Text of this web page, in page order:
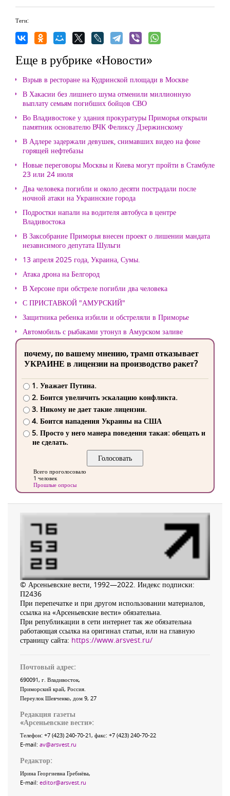
Теги:
Еще в рубрике «Новости»
Взрыв в ресторане на Кудринской площади в Москве
В Хакасии без лишнего шума отменили миллионную
выплату семьям погибших бойцов СВО
Во Владивостоке у здания прокуратуры Приморья открыли
памятник основателю ВЧК Феликсу Дзержинскому
В Адлере задержали девушек, снимавших видео на фоне
горящей нефтебазы
Новые переговоры Москвы и Киева могут пройти в Стамбуле
23 или 24 июля
Два человека погибли и около десяти пострадали после
ночной атаки на Украинские города
Подростки напали на водителя автобуса в центре
Владивостока
В Заксобрание Приморья внесен проект о лишении мандата
независимого депутата Шульги
13 апреля 2025 года, Украина, Сумы.
Атака дрона на Белгород
В Херсоне при обстреле погибли два человека
С ПРИСТАВКОЙ "АМУРСКИЙ"
Защитника ребенка избили и обстреляли в Приморье
Автомобиль с рыбаками утонул в Амурском заливе
почему, по вашему мнению, трамп отказывает
УКРАИНЕ в лицензии на производство ракет?
1. Уважает Путина.
2. Боится увеличить эскалацию конфликта.
3. Никому не дает такие лицензии.
4. Боится нападения Украины на США
5. Просто у него манера поведения такая: обещать и
не сделать.
Всего проголосовало
1 человек
Прошлые опросы
© Арсеньевские вести, 1992—2022. Индекс подписки:
П2436
При перепечатке и при другом использовании материалов,
ссылка на «Арсеньевские вести» обязательна.
При републикации в сети интернет так же обязательна
работающая ссылка на оригинал статьи, или на главную
страницу сайта: https://www.arsvest.ru/
Почтовый адрес:
690091, г. Владивосток,
Приморский край, Россия
Переулок Шевченко, дом 9, 27
Редакция газеты
«Арсеньевские вести»:
Телефон: +7 (423) 240-70-21, факс: +7 (423) 240-70-22
E-mail: av@arsvest.ru
Редактор:
Ирина Георгиевна Гребнёва,
E-mail: editor@arsvest.ru